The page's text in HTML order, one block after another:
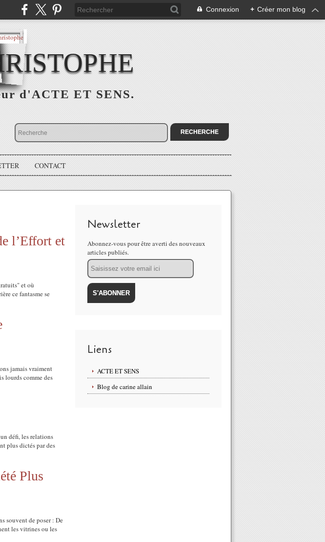
Connexion + Créer mon blog
d'ACTE ET SENS.
CONTACT
l’Effort et
et où
ce fantasme se
jamais vraiment
lourds comme des
défi, les relations
plus dictés par des
Plus
souvent de poser : De
les vitrines ou les
Newsletter
Abonnez-vous pour être averti des nouveaux
articles publiés.
Email
Liens
ACTE ET SENS
Blog de carine allain